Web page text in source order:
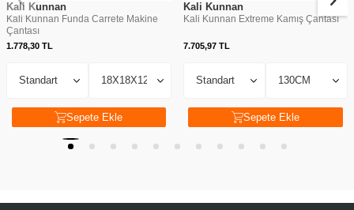
Kali Kunnan
Kali Kunnan Funda Carrete Makine
Çantası
1.778,30 TL
Sepete Ekle
Kali Kunnan
Kali Kunnan Extreme Kamış Çantası
7.705,97TL
Sepete Ekle